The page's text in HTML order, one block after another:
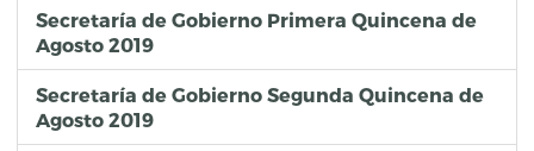
Secretaría de Gobierno Primera Quincena de
Agosto 2019
Secretaría de Gobierno Segunda Quincena de
Agosto 2019